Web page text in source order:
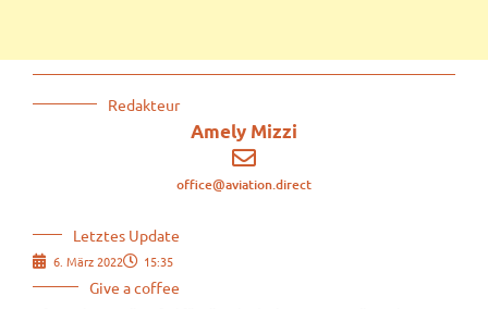
Redakteur
Amely Mizzi
office@aviation.direct
Letztes Update
6. März 2022 15:35
Give a coffee